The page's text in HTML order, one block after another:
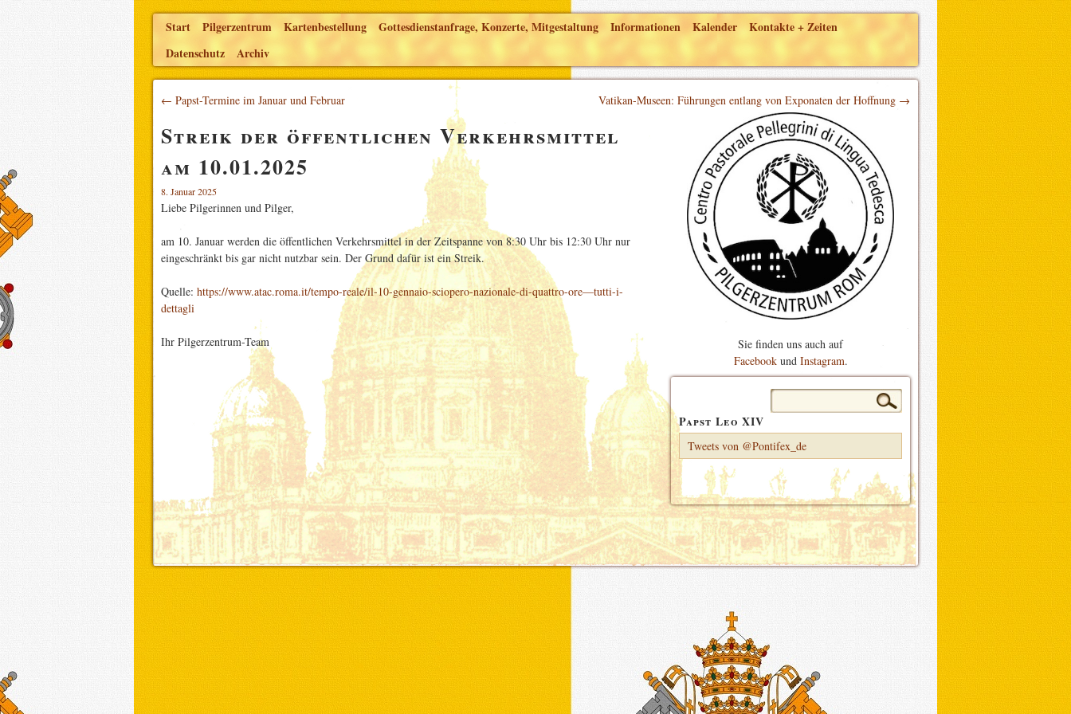
Start Pilgerzentrum Kartenbestellung Gottesdienstanfrage, Konzerte, Mitgestaltung Informationen Kalender
Kontakte + Zeiten
Datenschutz
Archiv
← Papst-Termine im Januar und Februar Vatikan-Museen: Führungen entlang von Exponaten der Hoffnung →
Streik der öffentlichen Verkehrsmittel
am 10.01.2025
8. Januar 2025
Liebe Pilgerinnen und Pilger,
am 10. Januar werden die öffentlichen Verkehrsmittel in der Zeitspanne von 8:30 Uhr bis 12:30 Uhr nur
eingeschränkt bis gar nicht nutzbar sein. Der Grund dafür ist ein Streik.
Quelle: https://www.atac.roma.it/tempo-reale/il-10-gennaio-sciopero-nazionale-di-quattro-ore—tutti-i-
dettagli
Ihr Pilgerzentrum-Team
Sie finden uns auch auf
Facebookund Instagram.
Suchen
Papst Leo XIV
Tweets von @Pontifex_de